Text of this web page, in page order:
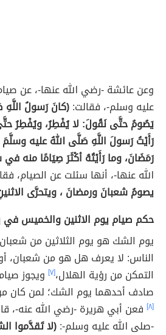
وعن عائشة -رضي الله عنها-، عن
عليه وسلم-، فقالت:(كانَ رَسولُ اللَّهِ
يَصُومُ حتَّى نَقُولَ: لا يُفْطِرُ، ويُفْطِرُ
رَأَيْتُ رَسولَ اللَّهِ صَلَّى اللهُ عليه
رَمَضَانَ، وما رَأَيْتُهُ أكْثَرَ صِيَامًا منه
الله عنها-، أنها سئلت عن الصيام،
يصومُ شعبانَ ورمضانَ ، ويتحرَّى
حكم صيام يوم الاثنين والخميس
يوم الشك هو يوم الثلاثين من
الناس: لا يعرف هل هو من شعبان،
التمكن من رؤية الهلال،[٧]
ويجوز
صادف أحدهما يوم الشك؛ لمن كان
[٨]
فعن أبي هريرة -رضي الله عنه-،
-صلى الله عليه وسلم-:(لا تَقدَّموا